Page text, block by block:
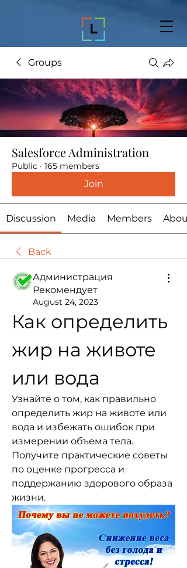
Groups
Salesforce Administration
Public · 165 members
Join
Discussion Media Members About
Back
Администрация
Рекомендует
August 24, 2023
Как определить
жир на животе
или вода
Узнайте о том, как правильно
определить жир на животе или
вода и избежать ошибок при
измерении объема тела.
Получите практические советы
по оценке прогресса и
поддержанию здорового образа
жизни.